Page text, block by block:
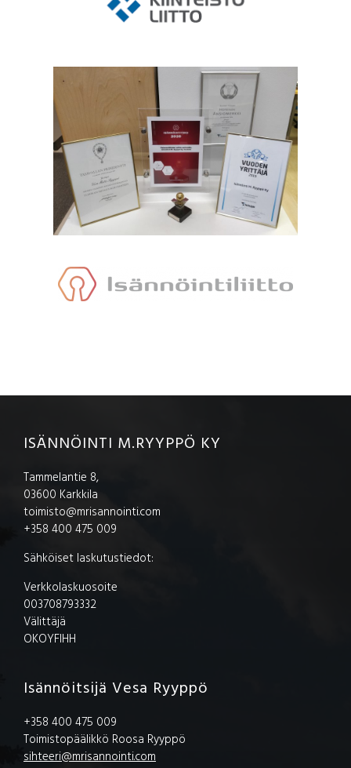
FOOTER
ISÄNNÖINTI M.RYYPPÖ KY
Tammelantie 8,
03600 Karkkila
toimisto@mrisannointi.com
+358 400 475 009
Sähköiset laskutustiedot:
Verkkolaskuosoite
003708793332
Välittäjä
OKOYFIHH
Isännöitsijä Vesa Ryyppö
+358 400 475 009
Toimistopäälikkö Roosa Ryyppö
sihteeri@mrisannointi.com